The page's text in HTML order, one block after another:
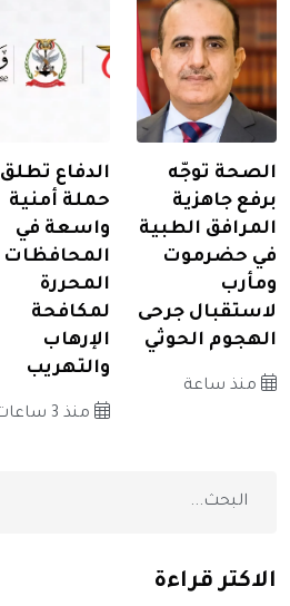
الصحة توجّه
برفع جاهزية
المرافق الطبية
في حضرموت
ومأرب
لاستقبال جرحى
الهجوم الحوثي
منذ ساعة
الدفاع تطلق
حملة أمنية
واسعة في
المحافظات
المحررة
لمكافحة
الإرهاب
والتهريب
منذ 3 ساعات
الاكثر قراءة